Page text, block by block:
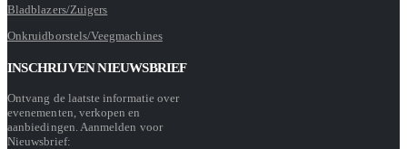
Bladblazers/Zuigers
Onkruidborstels/Veegmachines
INSCHRIJVEN NIEUWSBRIEF
Ontvang de laatste informatie over
evenementen, verkopen en
aanbiedingen. Aanmelden voor
Nieuwsbrief: